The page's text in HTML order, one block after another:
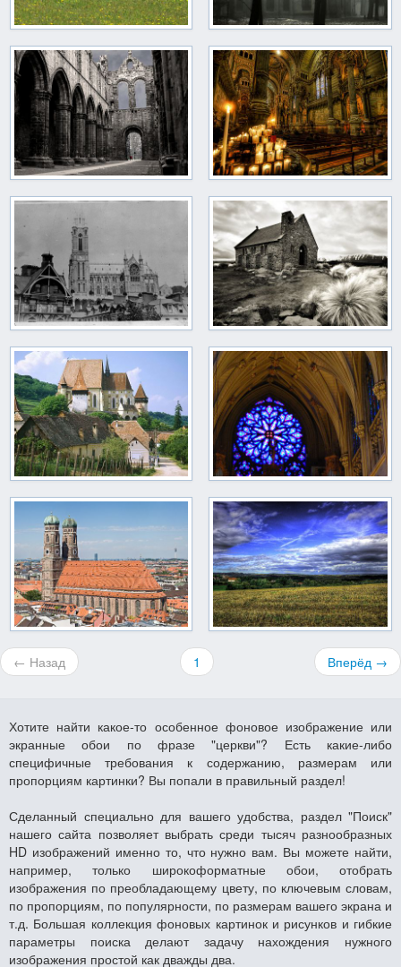
← Назад 1 Вперёд →
Хотите найти какое-то особенное фоновое изображение или
экранные обои по фразе "церкви"? Есть какие-либо
специфичные требования к содержанию, размерам или
пропорциям картинки? Вы попали в правильный раздел!
Сделанный специально для вашего удобства, раздел "Поиск"
нашего сайта позволяет выбрать среди тысяч разнообразных
HD изображений именно то, что нужно вам. Вы можете найти,
например, только широкоформатные обои, отобрать
изображения по преобладающему цвету, по ключевым словам,
по пропорциям, по популярности, по размерам вашего экрана и
т.д. Большая коллекция фоновых картинок и рисунков и гибкие
параметры поиска делают задачу нахождения нужного
изображения простой как дважды два.